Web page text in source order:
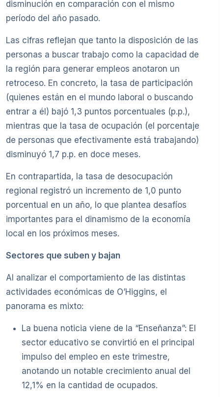
disminución en comparación con el mismo
período del año pasado.
Las cifras reflejan que tanto la disposición de las
personas a buscar trabajo como la capacidad de
la región para generar empleos anotaron un
retroceso. En concreto, la tasa de participación
(quienes están en el mundo laboral o buscando
entrar a él) bajó 1,3 puntos porcentuales (p.p.),
mientras que la tasa de ocupación (el porcentaje
de personas que efectivamente está trabajando)
disminuyó 1,7 p.p. en doce meses.
En contrapartida, la tasa de desocupación
regional registró un incremento de 1,0 punto
porcentual en un año, lo que plantea desafíos
importantes para el dinamismo de la economía
local en los próximos meses.
Sectores que suben y bajan
Al analizar el comportamiento de las distintas
actividades económicas de O’Higgins, el
panorama es mixto:
La buena noticia viene de la “Enseñanza”: El
sector educativo se convirtió en el principal
impulso del empleo en este trimestre,
anotando un notable crecimiento anual del
12,1% en la cantidad de ocupados.